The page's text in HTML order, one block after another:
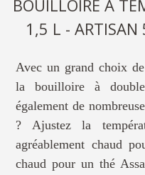
BOUILLOIRE À
1,5 L -
Avec un grand choix
la bouilloire à
également de
? Ajustez la
agréablement chaud
chaud pour un thé